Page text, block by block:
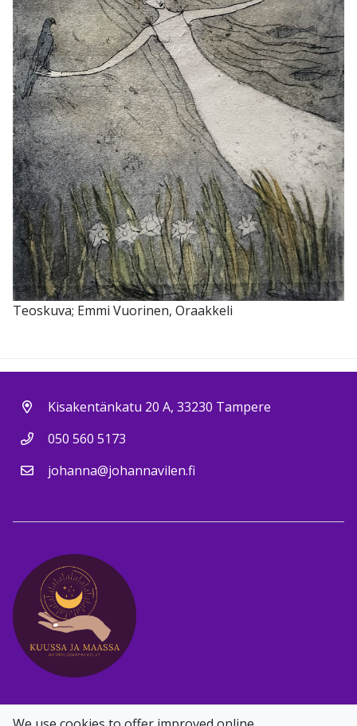
Teoskuva; Emmi Vuorinen, Oraakkeli
Kisakentänkatu 20 A, 33230 Tampere
050 560 5173
johanna@johannavilen.fi
Facebook
Instagram